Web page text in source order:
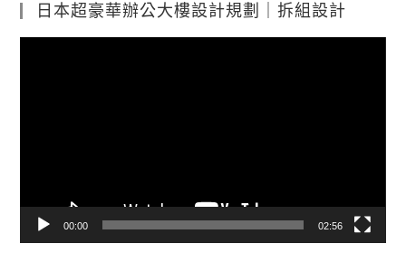
日本超豪華辦公大樓設計規劃｜拆組設計
00:00 02:56